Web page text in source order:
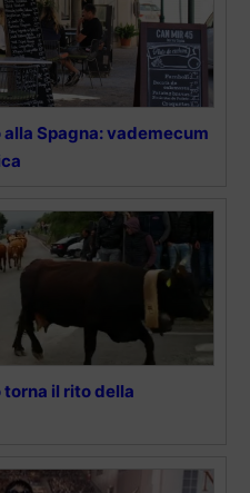
Spagna: vademecum
torna il rito della